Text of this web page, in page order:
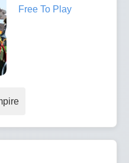
Free To Play